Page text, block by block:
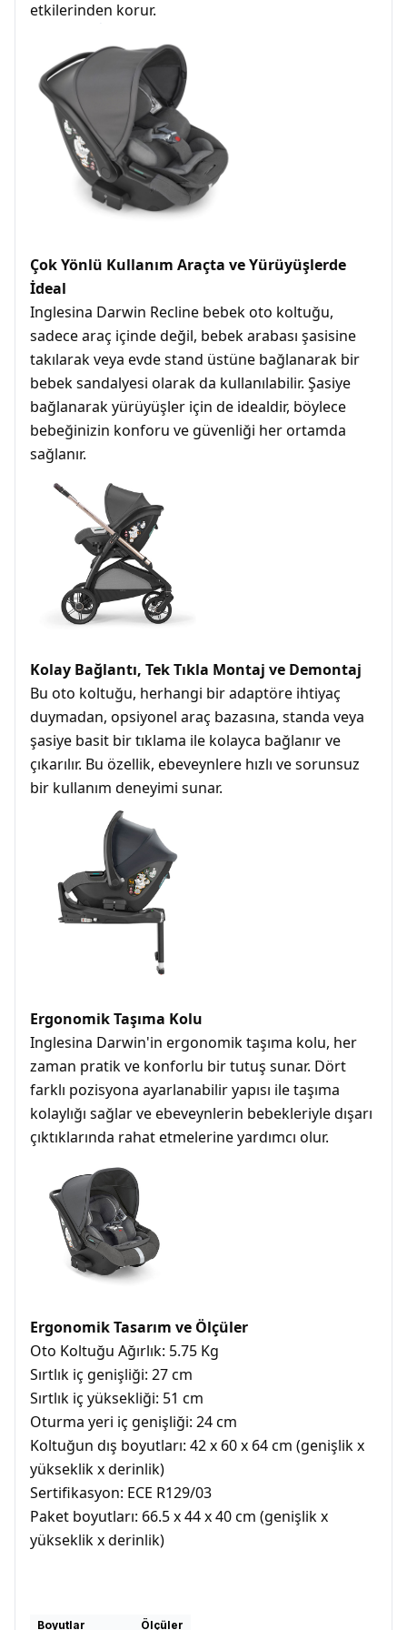
etkilerinden korur.
Çok Yönlü Kullanım Araçta ve Yürüyüşlerde
İdeal
Inglesina Darwin Recline bebek oto koltuğu,
sadece araç içinde değil, bebek arabası şasisine
takılarak veya evde stand üstüne bağlanarak bir
bebek sandalyesi olarak da kullanılabilir. Şasiye
bağlanarak yürüyüşler için de idealdir, böylece
bebeğinizin konforu ve güvenliği her ortamda
sağlanır.
Kolay Bağlantı, Tek Tıkla Montaj ve Demontaj
Bu oto koltuğu, herhangi bir adaptöre ihtiyaç
duymadan, opsiyonel araç bazasına, standa veya
şasiye basit bir tıklama ile kolayca bağlanır ve
çıkarılır. Bu özellik, ebeveynlere hızlı ve sorunsuz
bir kullanım deneyimi sunar.
Ergonomik Taşıma Kolu
Inglesina Darwin'in ergonomik taşıma kolu, her
zaman pratik ve konforlu bir tutuş sunar. Dört
farklı pozisyona ayarlanabilir yapısı ile taşıma
kolaylığı sağlar ve ebeveynlerin bebekleriyle dışarı
çıktıklarında rahat etmelerine yardımcı olur.
Ergonomik Tasarım ve Ölçüler
Oto Koltuğu Ağırlık: 5.75 Kg
Sırtlık iç genişliği: 27 cm
Sırtlık iç yüksekliği: 51 cm
Oturma yeri iç genişliği: 24 cm
Koltuğun dış boyutları: 42 x 60 x 64 cm (genişlik x
yükseklik x derinlik)
Sertifikasyon: ECE R129/03
Paket boyutları: 66.5 x 44 x 40 cm (genişlik x
yükseklik x derinlik)
Boyutlar
Ölçüler